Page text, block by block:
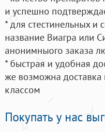
и успешно
* для стестинельных и
название Виагра или
анонимныого заказа
* быстрая и удобная
же возможна доставка
классом
Покупать у нас